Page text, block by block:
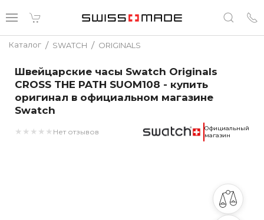
Каталог / SWATCH / ORIGINALS
Швейцарские часы Swatch Originals
CROSS THE PATH SUOM108 - купить
оригинал в официальном магазине
Swatch
★ ★ ★ ★ ★ Нет отзывов
Официальный
магазин